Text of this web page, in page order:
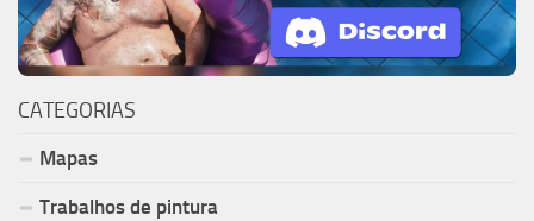
CATEGORIAS
Mapas
Trabalhos de pintura